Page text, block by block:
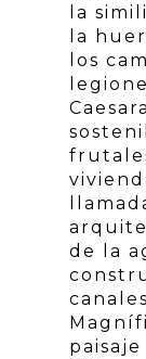
la
la
los
de la